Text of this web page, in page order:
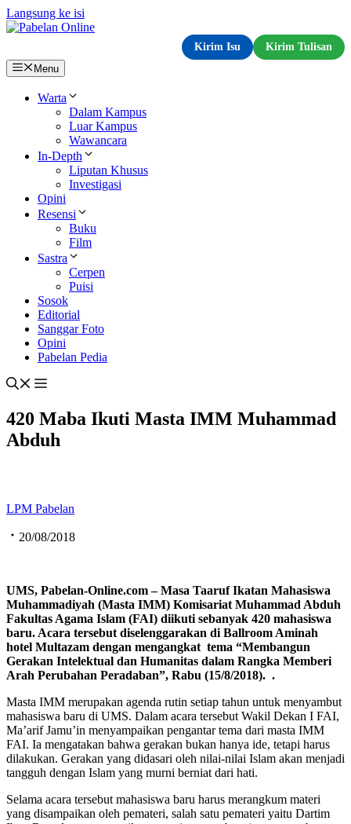
Langsung ke isi
Kirim Isu
Kirim Tulisan
Menu
Warta
Dalam Kampus
Luar Kampus
Wawancara
In-Depth
Liputan Khusus
Investigasi
Opini
Resensi
Buku
Film
Sastra
Cerpen
Puisi
Sosok
Editorial
Sanggar Foto
Opini
Pabelan Pedia
420 Maba Ikuti Masta IMM Muhammad
Abduh
LPM Pabelan
20/08/2018
UMS, Pabelan-Online.com– Masa Taaruf Ikatan Mahasiswa
Muhammadiyah (Masta IMM) Komisariat Muhammad Abduh
Fakultas Agama Islam (FAI) diikuti sebanyak 420 mahasiswa
baru. Acara tersebut diselenggarakan di Ballroom Aminah
hotel Multazam dengan mengangkat tema “Membangun
Gerakan Intelektual dan Humanitas dalam Rangka Memberi
Arah Perubahan Peradaban”, Rabu (15/8/2018). .
Masta IMM merupakan agenda rutin setiap tahun untuk menyambut
mahasiswa baru di UMS. Dalam acara tersebut Wakil Dekan I FAI,
Ma’arif Jamu’in menyampaikan pengantar tema dari masta IMM
FAI. Ia mengatakan bahwa gerakan bukan hanya ide, tetapi harus
dilakukan. Gerakan yang didasari oleh nilai-nilai Islam akan menjadi
tangguh dengan Islam yang murni berniat dari hati.
Selama acara tersebut mahasiswa baru harus merangkum materi
yang disampaikan oleh pemateri, salah satu pemateri yaitu Dartim